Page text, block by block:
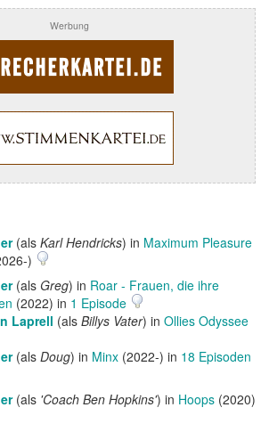
Werbung
(als Karl Hendricks) in Maximum Pleasure
)
(als Greg) in Roar - Frauen, die ihre
(2022) in 1 Episode
Laprell (als Billys Vater) in Ollies Odyssee
(als Doug) in Minx (2022-) in 18 Episoden
(als 'Coach Ben Hopkins') in Hoops (2020)